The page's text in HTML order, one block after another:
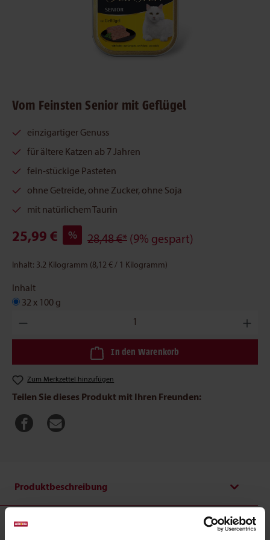
Vom Feinsten Senior mit Geflügel
einzigartiger Genuss
für ältere Katzen ab 7 Jahren
fein-stückige Pasteten
ohne Getreide, ohne Zucker, ohne Soja
mit natürlichem Taurin
25,99 € % 28,48 €* (9% gespart)
Inhalt: 3.2 Kilogramm (8,12 € / 1 Kilogramm)
Inhalt
32 x 100 g
Produkt Anzahl: Gib den gewünschten Wert ein oder benutze
In den Warenkorb
Zum Merkzettel hinzufügen
Teilen Sie dieses Produkt mit Ihren Freunden:
Produktbeschreibung
Vom Feinsten Senior Pastete mit Geflügel: